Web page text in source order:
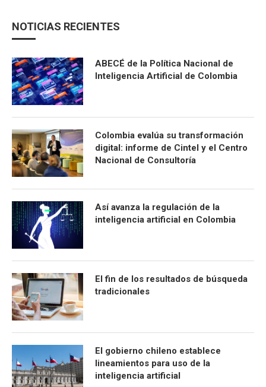
NOTICIAS RECIENTES
ABECÉ de la Política Nacional de
Inteligencia Artificial de Colombia
Colombia evalúa su transformación
digital: informe de Cintel y el Centro
Nacional de Consultoría
Así avanza la regulación de la
inteligencia artificial en Colombia
El fin de los resultados de búsqueda
tradicionales
El gobierno chileno establece
lineamientos para uso de la
inteligencia artificial